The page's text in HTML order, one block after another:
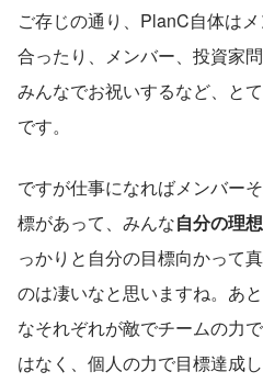
ご存じの通り、PlanC自体は
合ったり、メンバー、投資家
みんなでお祝いするなど、と
です。
ですが仕事になればメンバー
標があって、みんな自分の理
っかりと自分の目標向かって
のは凄いなと思いますね。あ
なそれぞれが敵でチームの力
はなく、個人の力で目標達成